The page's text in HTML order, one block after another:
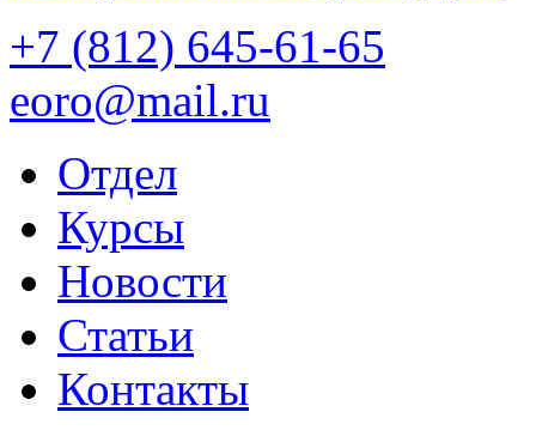
+7 (812) 645-61-65
eoro@mail.ru
Отдел
Курсы
Новости
Статьи
Контакты